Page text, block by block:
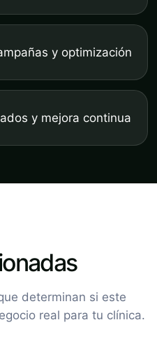
y optimización
y mejora continua
determinan si este
real para tu clínica.